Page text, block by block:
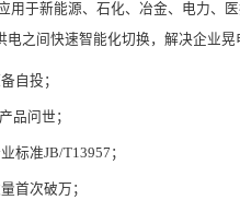
用于新能源、石化、冶金、电力、
之间快速智能化切换，解决企业
自投；
品问世；
标准JB/T13957；
首次破万；